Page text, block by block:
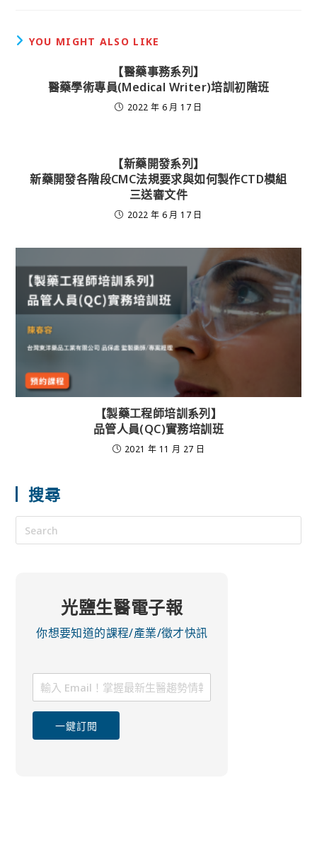
YOU MIGHT ALSO LIKE
【醫藥事務系列】
醫藥學術專員(Medical Writer)培訓初階班
2022 年 6 月 17 日
【新藥開發系列】
新藥開發各階段CMC法規要求與如何製作CTD模組
三送審文件
2022 年 6 月 17 日
【製藥工程師培訓系列】
品管人員(QC)實務培訓班
2021 年 11 月 27 日
搜尋
光鹽生醫電子報
你想要知道的課程/產業/徵才快訊
一鍵訂閱